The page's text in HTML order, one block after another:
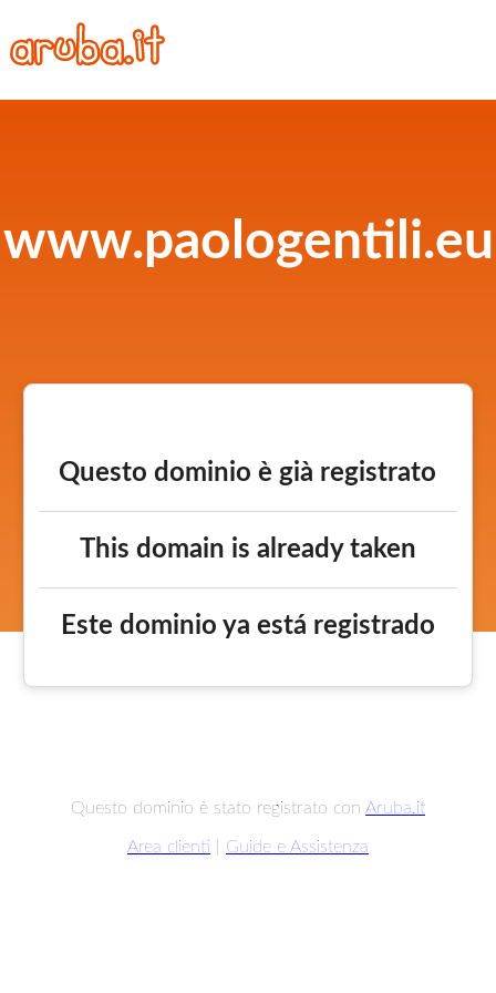
www.paologentili.eu
Questo dominio è già registrato
This domain is already taken
Este dominio ya está registrado
Questo dominio è stato registrato con Aruba.it
Area clienti Guide e Assistenza